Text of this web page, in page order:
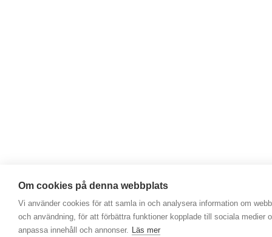
Om cookies på denna webbplats
Vi använder cookies för att samla in och analysera information om
och användning, för att förbättra funktioner kopplade till sociala medier
anpassa innehåll och annonser. Läs mer